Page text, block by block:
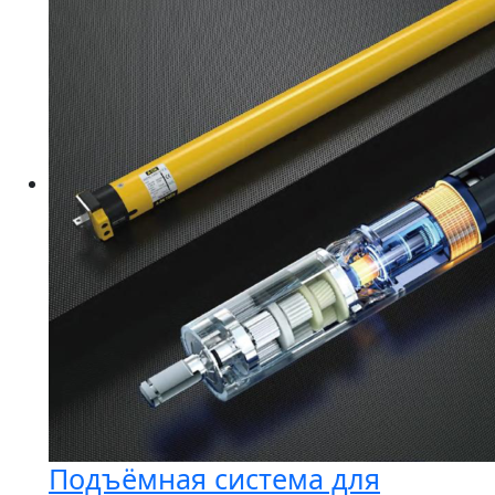
Опции
можно
выбрать
на
странице
товара.
Подъёмная система для